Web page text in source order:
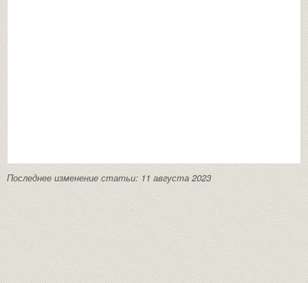
Последнее изменение статьи: 11 августа 2023